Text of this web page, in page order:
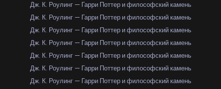
Дж. К. Роулинг — Гарри Поттер и философский камень
Дж. К. Роулинг — Гарри Поттер и философский камень
Дж. К. Роулинг — Гарри Поттер и философский камень
Дж. К. Роулинг — Гарри Поттер и философский камень
Дж. К. Роулинг — Гарри Поттер и философский камень
Дж. К. Роулинг — Гарри Поттер и философский камень
Дж. К. Роулинг — Гарри Поттер и философский камень